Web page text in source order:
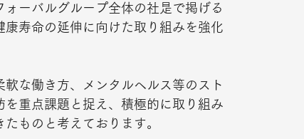
ーバルグループ全体の社是で掲げる
寿命の延伸に向けた取り組みを強化
な働き方、メンタルヘルス等のスト
重点課題と捉え、積極的に取り組み
たものと考えております。